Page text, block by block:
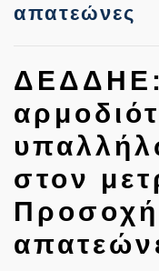
απατεώνες
στον